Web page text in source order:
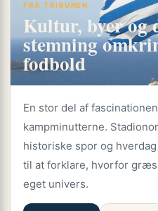
FRA TRIBUNEN
Kultur, byer og
stemning
fodbold
En stor del af
kampminutterne.
historiske spor og
til at forklare, hvorfor
eget univers.